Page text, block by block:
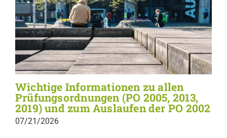
Wichtige Informationen zu allen
Prüfungsordnungen (PO 2005, 2013,
2019) und zum Auslaufen der PO 2002
07/21/2026